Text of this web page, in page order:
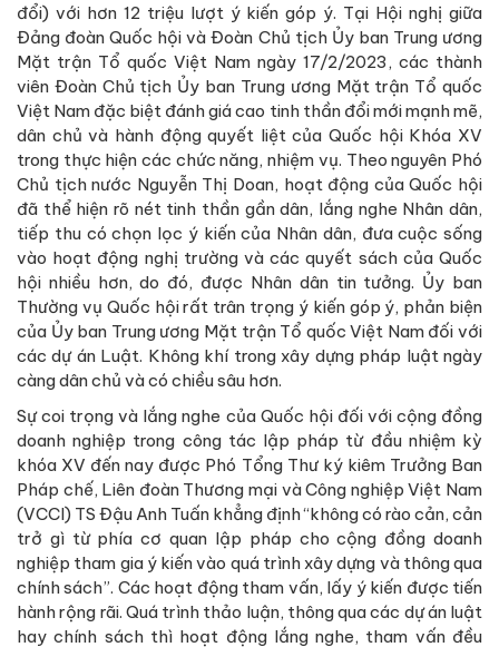
đổi) với hơn 12 triệu lượt ý kiến góp ý. Tại Hội nghị giữa
Đảng đoàn Quốc hội và Đoàn Chủ tịch Ủy ban Trung ương
Mặt trận Tổ quốc Việt Nam ngày 17/2/2023, các thành
viên Đoàn Chủ tịch Ủy ban Trung ương Mặt trận Tổ quốc
Việt Nam đặc biệt đánh giá cao tinh thần đổi mới mạnh mẽ,
dân chủ và hành động quyết liệt của Quốc hội Khóa XV
trong thực hiện các chức năng, nhiệm vụ. Theo nguyên Phó
Chủ tịch nước Nguyễn Thị Doan, hoạt động của Quốc hội
đã thể hiện rõ nét tinh thần gần dân, lắng nghe Nhân dân,
tiếp thu có chọn lọc ý kiến của Nhân dân, đưa cuộc sống
vào hoạt động nghị trường và các quyết sách của Quốc
hội nhiều hơn, do đó, được Nhân dân tin tưởng. Ủy ban
Thường vụ Quốc hội rất trân trọng ý kiến góp ý, phản biện
của Ủy ban Trung ương Mặt trận Tổ quốc Việt Nam đối với
các dự án Luật. Không khí trong xây dựng pháp luật ngày
càng dân chủ và có chiều sâu hơn.
Sự coi trọng và lắng nghe của Quốc hội đối với cộng đồng
doanh nghiệp trong công tác lập pháp từ đầu nhiệm kỳ
khóa XV đến nay được Phó Tổng Thư ký kiêm Trưởng Ban
Pháp chế, Liên đoàn Thương mại và Công nghiệp Việt Nam
(VCCI) TS Đậu Anh Tuấn khẳng định “không có rào cản, cản
trở gì từ phía cơ quan lập pháp cho cộng đồng doanh
nghiệp tham gia ý kiến vào quá trình xây dựng và thông qua
chính sách”. Các hoạt động tham vấn, lấy ý kiến được tiến
hành rộng rãi. Quá trình thảo luận, thông qua các dự án luật
hay chính sách thì hoạt động lắng nghe, tham vấn đều